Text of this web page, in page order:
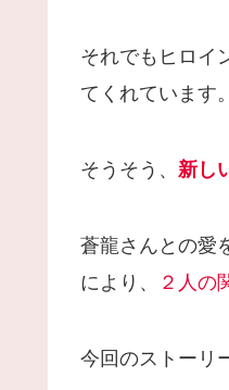
それでもヒロイ
てくれています。
そうそう、 新し
蒼龍さんとの愛
により、
２人の
今回のストーリ